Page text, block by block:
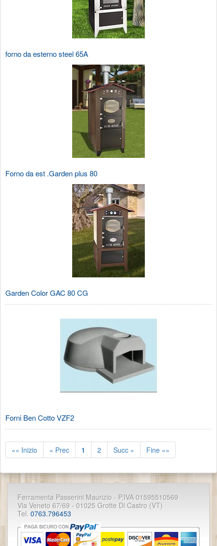
forno da esterno steel 65A
Forno da est .Garden plus 80
Garden Color GAC 80 CG
Forni Ben Cotto VZF2
«« Inizio « Prec 1 2 Succ » Fine »»
Ferramenta Passerini Maurizio - P.IVA 01595510569
Via Veneto 67/69 - 01025 Grotte Di Castro (VT)
Tel. 0763.796453